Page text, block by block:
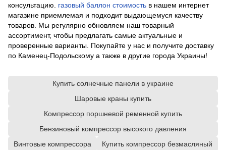
консультацию. газовый баллон стоимость в нашем интернет
магазине приемлемая и подходит выдающемуся качеству
товаров. Мы регулярно обновляем наш товарный
ассортимент, чтобы предлагать самые актуальные и
проверенные варианты. Покупайте у нас и получите доставку
по Каменец-Подольскому а также в другие города Украины!
Купить солнечные панели в украине
Шаровые краны купить
Компрессор поршневой ременной купить
Бензиновый компрессор высокого давления
Винтовые компрессора
Купить компрессор безмасляный